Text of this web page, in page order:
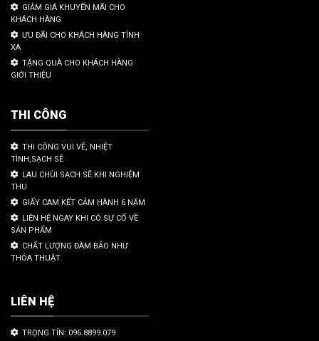
GIẢM GIÁ KHUYẾN MÃI CHO
KHÁCH HÀNG
ƯU ĐÃI CHO KHÁCH HÀNG TỈNH
XA
TẶNG QUÀ CHO KHÁCH HÀNG
GIỚI THIỆU
THI CÔNG
THI CÔNG VUI VẼ, NHIỆT
TÌNH,SẠCH SẼ
LAU CHÙI SẠCH SẼ KHI NGHIỆM
THU
GIẤY CAM KẾT CẢM HÀNH 6 NĂM
LIÊN HỆ NGAY KHI CÓ SỰ CỐ VỀ
SẢN PHẨM
CHẤT LƯỢNG ĐÀM BẢO NHƯ
THỎA THUẬT
LIÊN HỆ
TRỌNG TÍN: 096.8899.079